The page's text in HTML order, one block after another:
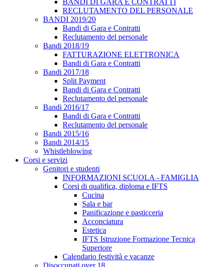
BANDI DI GARA E CONTRATTI
RECLUTAMENTO DEL PERSONALE
BANDI 2019/20
Bandi di Gara e Contratti
Reclutamento del personale
Bandi 2018/19
FATTURAZIONE ELETTRONICA
Bandi di Gara e Contratti
Bandi 2017/18
Split Payment
Bandi di Gara e Contratti
Reclutamento del personale
Bandi 2016/17
Bandi di Gara e Contratti
Reclutamento del personale
Bandi 2015/16
Bandi 2014/15
Whistleblowing
Corsi e servizi
Genitori e studenti
INFORMAZIONI SCUOLA - FAMIGLIA
Corsi di qualifica, diploma e IFTS
Cucina
Sala e bar
Panificazione e pasticceria
Acconciatura
Estetica
IFTS Istruzione Formazione Tecnica
Superiore
Calendario festività e vacanze
Disoccupati over 18